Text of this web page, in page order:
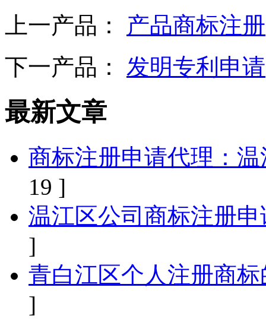
上一产品： 产品商标注册
下一产品： 发明专利申请
最新文章
商标注册申请代理：
19 ]
温江区公司商标注册
]
青白江区个人注册商
]